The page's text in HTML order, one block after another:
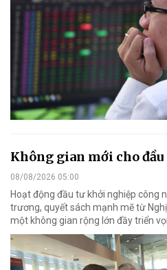
Không gian mới cho
08/08/2026 05:00
Hoạt động đầu tư khởi nghiệp công
trương, quyết sách mạnh mẽ từ
một không gian rộng lớn đầy triển